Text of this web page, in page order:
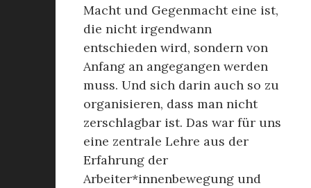
Macht und Gegenmacht eine ist,
die nicht irgendwann
entschieden wird, sondern von
Anfang an angegangen werden
muss. Und sich darin auch so zu
organisieren, dass man nicht
zerschlagbar ist. Das war für uns
eine zentrale Lehre aus der
Erfahrung der
Arbeiter*innenbewegung und